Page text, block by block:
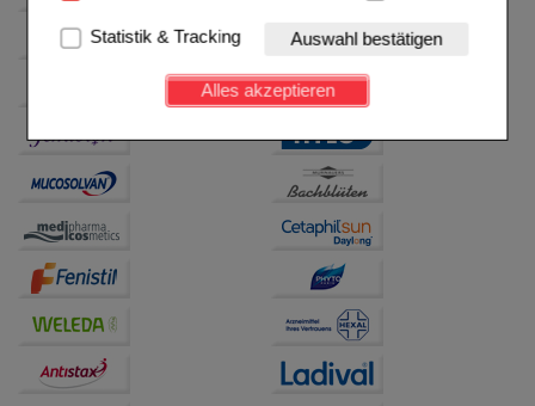
Website notwendig sind (z.B. Navigation, Warenkorb,
Kundenkonto), weshalb auf diese nicht verzichtet
werden kann.
Einkaufserlebnis noch ansprechender zu gestalten,
Besuchers oder unsere Seite an bevorzugte
Verhaltensweisen (z.B. Spracheinstellung)
anzupassen. Komfort-Cookies ermöglichen es uns
auch auf Ihre Bedürfnisse zugeschrittene Inhalte
anzuzeigen und unser Partnerprogramm zu
betreiben.
Statistik & Tracking:
Hierüber lassen sich
Informationen über die Art und Weise der Nutzung
unserer Website sammeln, mit deren Hilfe wir unsere
Statistik & Tracking Auswahl bestätigen
Alles akzeptieren